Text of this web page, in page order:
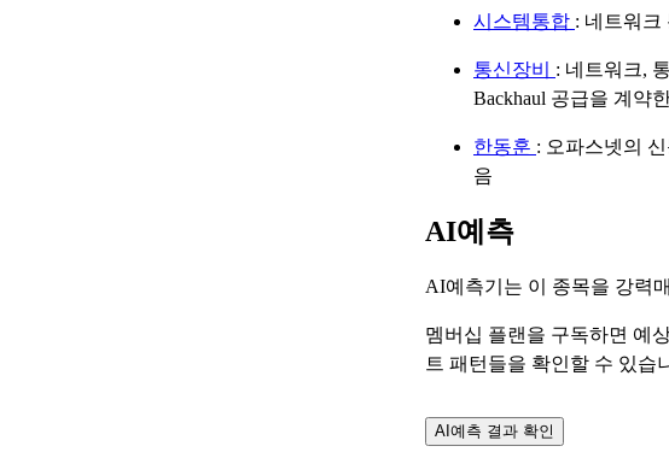
시스템통합 : 네트워크
통신장비 : 네트워크,
Backhaul 공급을 계약
한동훈 : 오파스넷의
음
AI예측
AI예측기는 이 종목을 강력
멤버십 플랜을 구독하면 예
트 패턴들을 확인할 수 있습
AI예측 결과 확인